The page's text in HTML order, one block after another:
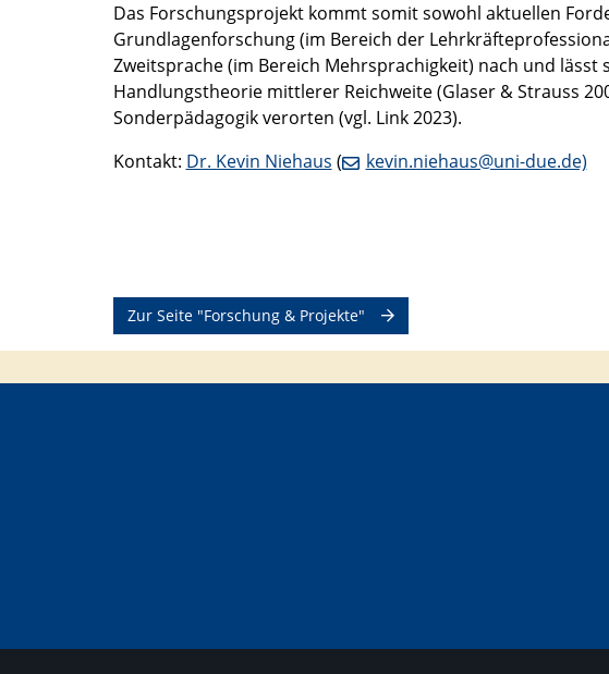
Das Forschungsprojekt kommt somit sowohl aktuellen
Grundlagenforschung (im Bereich der
Zweitsprache (im Bereich Mehrsprachigkeit) nach und
Handlungstheorie mittlerer Reichweite (Glaser & Strauss
Sonderpädagogik verorten (vgl. Link 2023).
Kontakt: Dr. Kevin Niehaus ( kevin.niehaus@uni-due.de)
Zur Seite "Forschung & Projekte"